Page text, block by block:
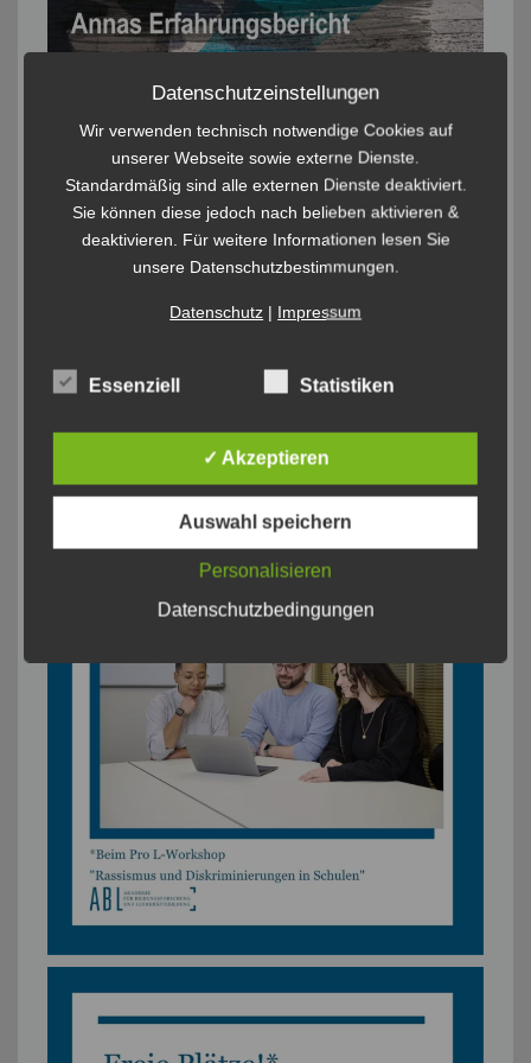
Datenschutzeinstellungen
Wir verwenden technisch notwendige Cookies auf
unserer Webseite sowie externe Dienste.
Standardmäßig sind alle externen Dienste deaktiviert.
Sie können diese jedoch nach belieben aktivieren &
deaktivieren. Für weitere Informationen lesen Sie
unsere Datenschutzbestimmungen.
Datenschutz| Impressum
Essenziell Statistiken
✓ Akzeptieren
Auswahl speichern
Personalisieren
Datenschutzbedingungen